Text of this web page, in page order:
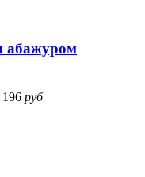
абажуром
196 руб